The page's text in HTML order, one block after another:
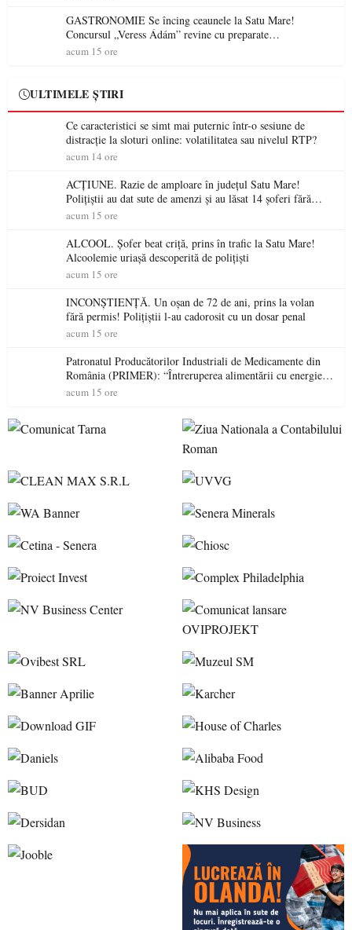
GASTRONOMIE Se încing ceaunele la Satu Mare!
Concursul „Veress Ádám” revine cu preparate
spectaculoase, premii și un jurat de renume
acum 15 ore
ULTIMELE ȘTIRI
Ce caracteristici se simt mai puternic într-o sesiune de
distracție la sloturi online: volatilitatea sau nivelul RTP?
acum 14 ore
ACȚIUNE. Razie de amploare în județul Satu Mare!
Polițiștii au dat sute de amenzi și au lăsat 14 șoferi fără
permis într-o singură zi
acum 15 ore
ALCOOL. Șofer beat criță, prins în trafic la Satu Mare!
Alcoolemie uriașă descoperită de polițiști
acum 15 ore
INCONȘTIENȚĂ. Un oșan de 72 de ani, prins la volan
fără permis! Polițiștii l-au cadorosit cu un dosar penal
acum 15 ore
Patronatul Producătorilor Industriali de Medicamente din
România (PRIMER): “Întreruperea alimentării cu energie
electrică a fabricilor de medicamente va pune în pericol
acum 15 ore